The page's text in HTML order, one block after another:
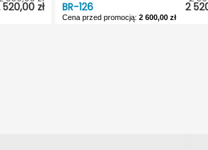
Nie
520,00 zł BR-126 2
Cena przed promocją: 2 600,00 zł